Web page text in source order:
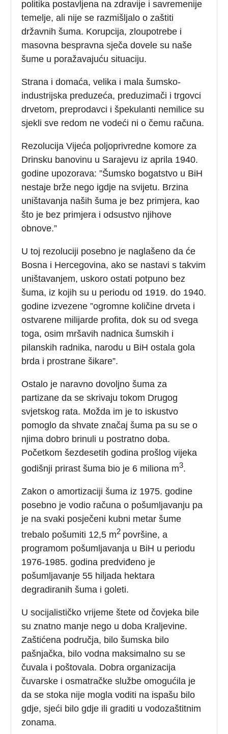
politika postavljena na zdravije i savremenije
temelje, ali nije se razmišljalo o zaštiti
državnih šuma. Korupcija, zloupotrebe i
masovna bespravna sječa dovele su naše
šume u poražavajuću situaciju.
Strana i domaća, velika i mala šumsko-
industrijska preduzeća, preduzimači i trgovci
drvetom, preprodavci i špekulanti nemilice su
sjekli sve redom ne vodeći ni o čemu računa.
Rezolucija Vijeća poljoprivredne komore za
Drinsku banovinu u Sarajevu iz aprila 1940.
godine upozorava: ”Šumsko bogatstvo u BiH
nestaje brže nego igdje na svijetu. Brzina
uništavanja naših šuma je bez primjera, kao
što je bez primjera i odsustvo njihove
obnove.”
U toj rezoluciji posebno je naglašeno da će
Bosna i Hercegovina, ako se nastavi s takvim
uništavanjem, uskoro ostati potpuno bez
šuma, iz kojih su u periodu od 1919. do 1940.
godine izvezene ”ogromne količine drveta i
ostvarene milijarde profita, dok su od svega
toga, osim mršavih nadnica šumskih i
pilanskih radnika, narodu u BiH ostala gola
brda i prostrane šikare”.
Ostalo je naravno dovoljno šuma za
partizane da se skrivaju tokom Drugog
svjetskog rata. Možda im je to iskustvo
pomoglo da shvate značaj šuma pa su se o
njima dobro brinuli u postratno doba.
Početkom šezdesetih godina prošlog vijeka
godišnji prirast šuma bio je 6 miliona m3.
Zakon o amortizaciji šuma iz 1975. godine
posebno je vodio računa o pošumljavanju pa
je na svaki posječeni kubni metar šume
trebalo pošumiti 12,5 m2 površine, a
programom pošumljavanja u BiH u periodu
1976-1985. godina predviđeno je
pošumljavanje 55 hiljada hektara
degradiranih šuma i goleti.
U socijalističko vrijeme štete od čovjeka bile
su znatno manje nego u doba Kraljevine.
Zaštićena područja, bilo šumska bilo
pašnjačka, bilo vodna maksimalno su se
čuvala i poštovala. Dobra organizacija
čuvarske i osmatračke službe omogućila je
da se stoka nije mogla voditi na ispašu bilo
gdje, sjeći bilo gdje ili graditi u vodozaštitnim
zonama.